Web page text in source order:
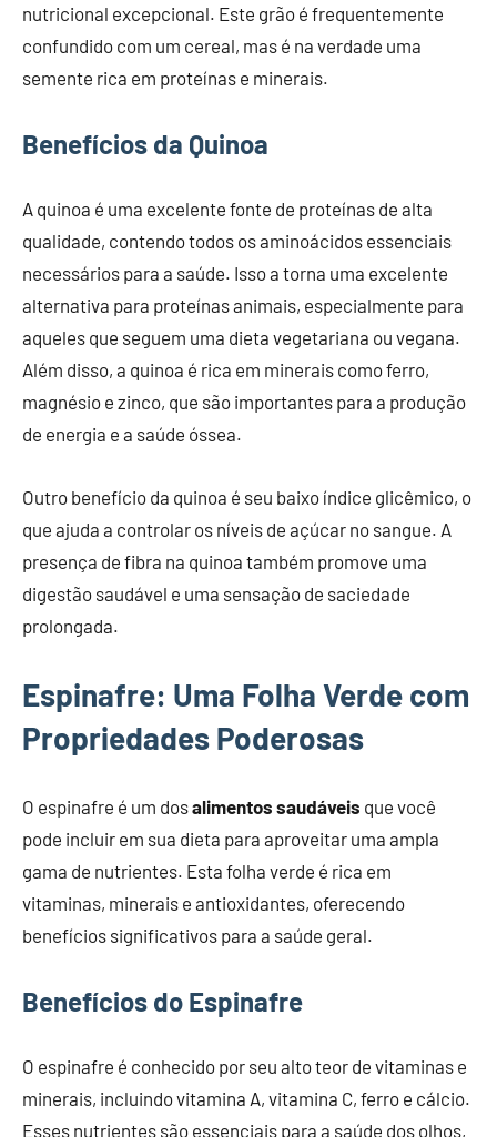
nutricional excepcional. Este grão é frequentemente
confundido com um cereal, mas é na verdade uma
semente rica em proteínas e minerais.
Benefícios da Quinoa
A quinoa é uma excelente fonte de proteínas de alta
qualidade, contendo todos os aminoácidos essenciais
necessários para a saúde. Isso a torna uma excelente
alternativa para proteínas animais, especialmente para
aqueles que seguem uma dieta vegetariana ou vegana.
Além disso, a quinoa é rica em minerais como ferro,
magnésio e zinco, que são importantes para a produção
de energia e a saúde óssea.
Outro benefício da quinoa é seu baixo índice glicêmico, o
que ajuda a controlar os níveis de açúcar no sangue. A
presença de fibra na quinoa também promove uma
digestão saudável e uma sensação de saciedade
prolongada.
Espinafre: Uma Folha Verde com
Propriedades Poderosas
O espinafre é um dosalimentos saudáveis que você
pode incluir em sua dieta para aproveitar uma ampla
gama de nutrientes. Esta folha verde é rica em
vitaminas, minerais e antioxidantes, oferecendo
benefícios significativos para a saúde geral.
Benefícios do Espinafre
O espinafre é conhecido por seu alto teor de vitaminas e
minerais, incluindo vitamina A, vitamina C, ferro e cálcio.
Esses nutrientes são essenciais para a saúde dos olhos,